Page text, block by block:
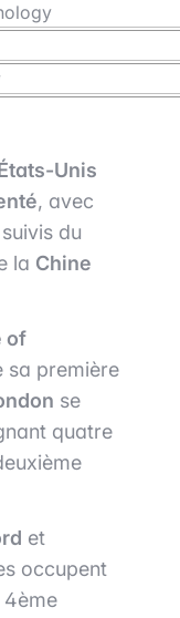
Unis
, avec
du
la Chine
of
sa première
se
quatre
et
occupent
4ème